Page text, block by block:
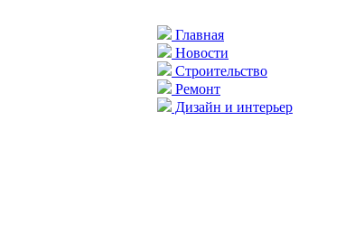
Главная
Новости
Строительство
Ремонт
Дизайн и интерьер